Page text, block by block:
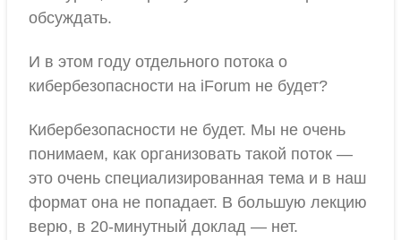
обсуждать.
И в этом году отдельного потока о
кибербезопасности на iForum не будет?
Кибербезопасности не будет. Мы не очень
понимаем, как организовать такой поток —
это очень специализированная тема и в наш
формат она не попадает. В большую лекцию
верю, в 20-минутный доклад — нет.